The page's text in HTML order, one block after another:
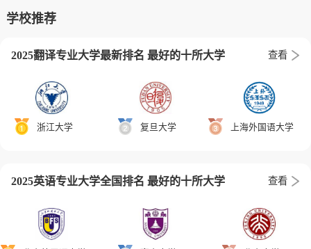
学校推荐
2025翻译专业大学最新排名 最好的十所大学 查看
浙江大学 复旦大学 上海外国语大学
2025英语专业大学全国排名 最好的十所大学 查看